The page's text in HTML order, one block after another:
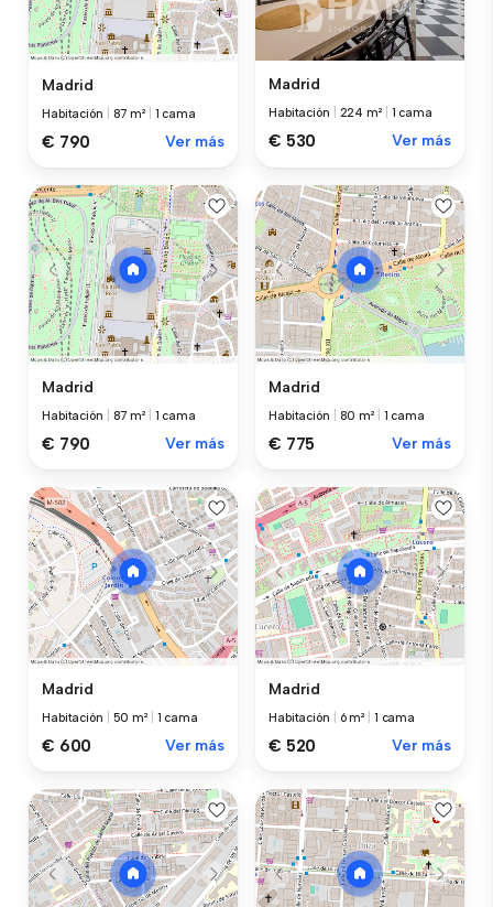
Madrid
Habitación 87 m² 1 cama
€ 790 Ver más
Madrid
Habitación 224 m² 1 cama
€ 530 Ver más
Madrid
Habitación 87 m² 1 cama
€ 790 Ver más
Madrid
Habitación 80 m² 1 cama
€ 775 Ver más
Madrid
Habitación 50 m² 1 cama
€ 600 Ver más
Madrid
Habitación 6 m² 1 cama
€ 520 Ver más